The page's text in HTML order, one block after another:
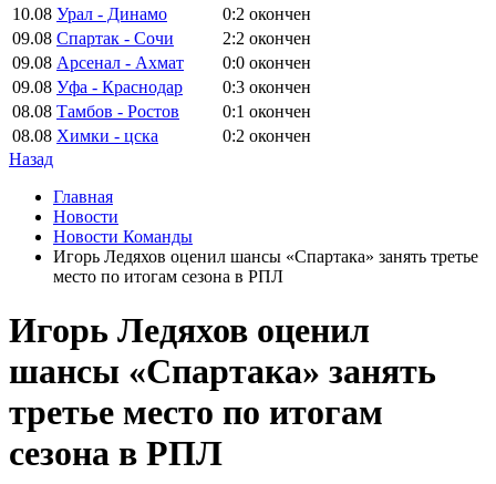
10.08 Урал - Динамо 0:2 окончен
09.08 Спартак - Сочи 2:2 окончен
09.08 Арсенал - Ахмат 0:0 окончен
09.08 Уфа - Краснодар 0:3 окончен
08.08 Тамбов - Ростов 0:1 окончен
08.08 Химки - цска 0:2 окончен
Назад
Главная
Новости
Новости Команды
Игорь Ледяхов оценил шансы «Спартака» занять третье
место по итогам сезона в РПЛ
Игорь Ледяхов оценил
шансы «Спартака» занять
третье место по итогам
сезона в РПЛ